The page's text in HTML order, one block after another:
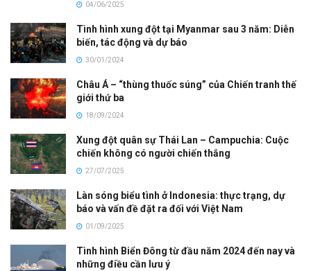
04/06/2025
Tình hình xung đột tại Myanmar sau 3 năm: Diễn
biến, tác động và dự báo
30/01/2024
Châu Á – “thùng thuốc súng” của Chiến tranh thế
giới thứ ba
18/09/2024
Xung đột quân sự Thái Lan – Campuchia: Cuộc
chiến không có người chiến thắng
27/07/2025
Làn sóng biểu tình ở Indonesia: thực trạng, dự
báo và vấn đề đặt ra đối với Việt Nam
01/09/2025
Tình hình Biển Đông từ đầu năm 2024 đến nay và
những điều cần lưu ý